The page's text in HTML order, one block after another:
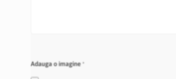
Adauga o imagine